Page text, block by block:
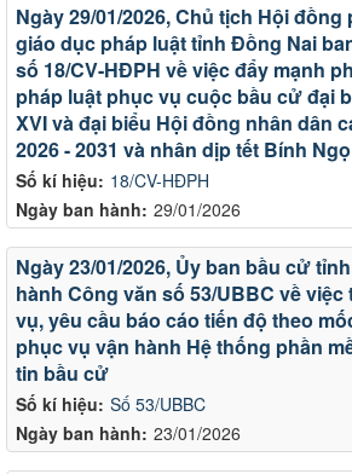
Số kí hiệu: 18/CV-HĐPH
Ngày ban hành: 29/01/2026
Ngày 29/01/2026, Chủ tịch Hội
giáo dục pháp luật tỉnh Đồng Nai
số 18/CV-HĐPH về việc đẩy mạnh
pháp luật phục vụ cuộc bầu cử đại
XVI và đại biểu Hội đồng nhân dân
2026 - 2031 và nhân dịp tết Bính
Số kí hiệu: Số 53/UBBC
Ngày ban hành: 23/01/2026
Ngày 23/01/2026, Ủy ban bầu cử
hành Công văn số 53/UBBC về
vụ, yêu cầu báo cáo tiến độ theo
phục vụ vận hành Hệ thống phần
tin bầu cử